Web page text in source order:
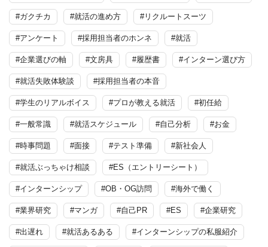
#ガクチカ #就活の進め方 #リクルートスーツ
#アンケート #採用担当者のホンネ #就活
#企業選びの軸 #文房具 #履歴書 #インターン選び方
#就活失敗体験談 #採用担当者の本音
#学生のリアルボイス #プロが教える就活 #初任給
#一般常識 #就活スケジュール #自己分析 #お金
#時事問題 #面接 #テスト準備 #新社会人
#就活ぶっちゃけ相談 #ES（エントリーシート）
#インターンシップ #OB・OG訪問 #海外で働く
#業界研究 #マンガ #自己PR #ES #企業研究
#出遅れ #就活あるある #インターンシップの私服紹介